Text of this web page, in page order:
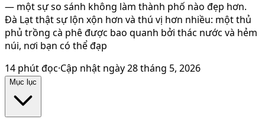
— một sự so sánh không làm thành phố nào đẹp hơn.
Đà Lạt thật sự lộn xộn hơn và thú vị hơn nhiều: một thủ
phủ trồng cà phê được bao quanh bởi thác nước và hẻm
núi, nơi bạn có thể đạp
14 phút đọc·Cập nhật ngày28 tháng 5, 2026
Mục lục